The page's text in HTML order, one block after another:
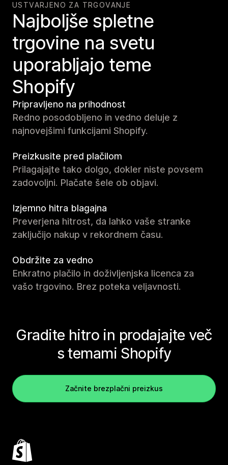
USTVARJENO ZA TRGOVANJE
Najboljše spletne
trgovine na svetu
uporabljajo teme
Shopify
Pripravljeno na prihodnost
Redno posodobljeno in vedno deluje z
najnovejšimi funkcijami Shopify.
Preizkusite pred plačilom
Prilagajajte tako dolgo, dokler niste povsem
zadovoljni. Plačate šele ob objavi.
Izjemno hitra blagajna
Preverjena hitrost, da lahko vaše stranke
zaključijo nakup v rekordnem času.
Obdržite za vedno
Enkratno plačilo in doživljenjska licenca za
vašo trgovino. Brez poteka veljavnosti.
Gradite hitro in prodajajte več
s temami Shopify
Začnite brezplačni preizkus